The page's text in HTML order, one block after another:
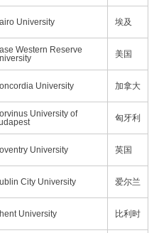
University 埃及
Western Reserve
美国
University 加拿大
University of
匈牙利
University 英国
City University 爱尔兰
University 比利时